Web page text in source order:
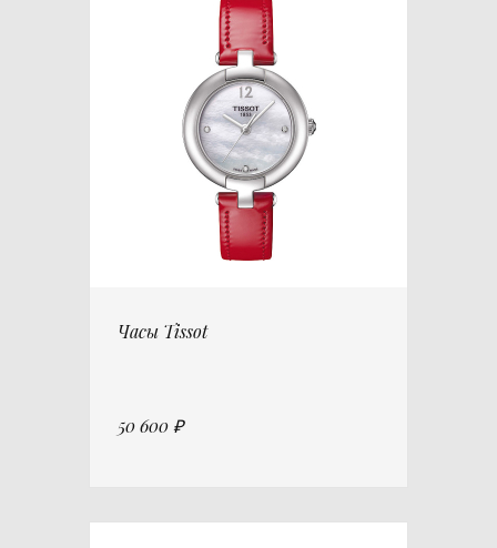
Часы Tissot
50 600 ₽